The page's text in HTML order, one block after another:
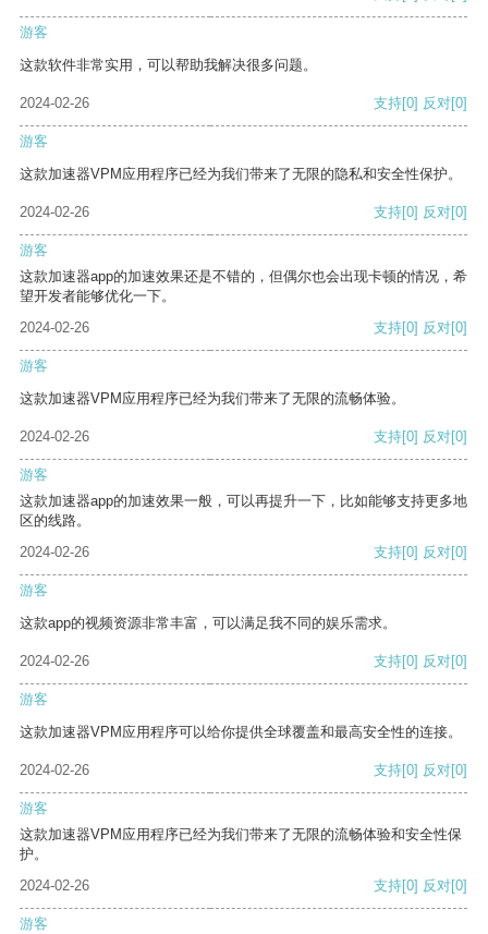
游客
这款软件非常实用，可以帮助我解决很多问题。
2024-02-26 支持[0] 反对[0]
游客
这款加速器VPM应用程序已经为我们带来了无限的隐私和安全性保护。
2024-02-26 支持[0] 反对[0]
游客
这款加速器app的加速效果还是不错的，但偶尔也会出现卡顿的情况，希
望开发者能够优化一下。
2024-02-26
支持[0] 反对[0]
游客
这款加速器VPM应用程序已经为我们带来了无限的流畅体验。
2024-02-26 支持[0] 反对[0]
游客
这款加速器app的加速效果一般，可以再提升一下，比如能够支持更多地
区的线路。
2024-02-26
支持[0] 反对[0]
游客
这款app的视频资源非常丰富，可以满足我不同的娱乐需求。
2024-02-26 支持[0] 反对[0]
游客
这款加速器VPM应用程序可以给你提供全球覆盖和最高安全性的连接。
2024-02-26 支持[0] 反对[0]
游客
这款加速器VPM应用程序已经为我们带来了无限的流畅体验和安全性保
护。
2024-02-26
支持[0] 反对[0]
游客